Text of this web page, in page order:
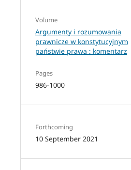
Volume
Argumenty i rozumowania
prawnicze w konstytucyjnym
państwie prawa : komentarz
Pages
986-1000
Forthcoming
10 September 2021